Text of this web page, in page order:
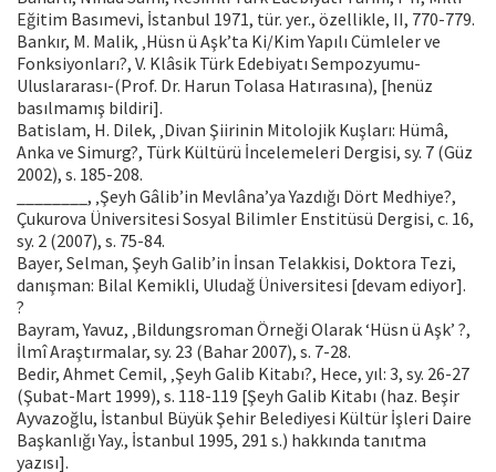
Eğitim Basımevi, İstanbul 1971, tür. yer., özellikle, II, 770-779.
Bankır, M. Malik, ‚Hüsn ü Aşk’ta Ki/Kim Yapılı Cümleler ve
Fonksiyonları?, V. Klâsik Türk Edebiyatı Sempozyumu-
Uluslararası-(Prof. Dr. Harun Tolasa Hatırasına), [henüz
basılmamış bildiri].
Batislam, H. Dilek, ‚Divan Şiirinin Mitolojik Kuşları: Hümâ,
Anka ve Simurg?, Türk Kültürü İncelemeleri Dergisi, sy. 7 (Güz
2002), s. 185-208.
________, ‚Şeyh Gâlib’in Mevlâna’ya Yazdığı Dört Medhiye?,
Çukurova Üniversitesi Sosyal Bilimler Enstitüsü Dergisi, c. 16,
sy. 2 (2007), s. 75-84.
Bayer, Selman, Şeyh Galib’in İnsan Telakkisi, Doktora Tezi,
danışman: Bilal Kemikli, Uludağ Üniversitesi [devam ediyor].
?
Bayram, Yavuz, ‚Bildungsroman Örneği Olarak ‘Hüsn ü Aşk’ ?,
İlmî Araştırmalar, sy. 23 (Bahar 2007), s. 7-28.
Bedir, Ahmet Cemil, ‚Şeyh Galib Kitabı?, Hece, yıl: 3, sy. 26-27
(Şubat-Mart 1999), s. 118-119 [Şeyh Galib Kitabı (haz. Beşir
Ayvazoğlu, İstanbul Büyük Şehir Belediyesi Kültür İşleri Daire
Başkanlığı Yay., İstanbul 1995, 291 s.) hakkında tanıtma
yazısı].